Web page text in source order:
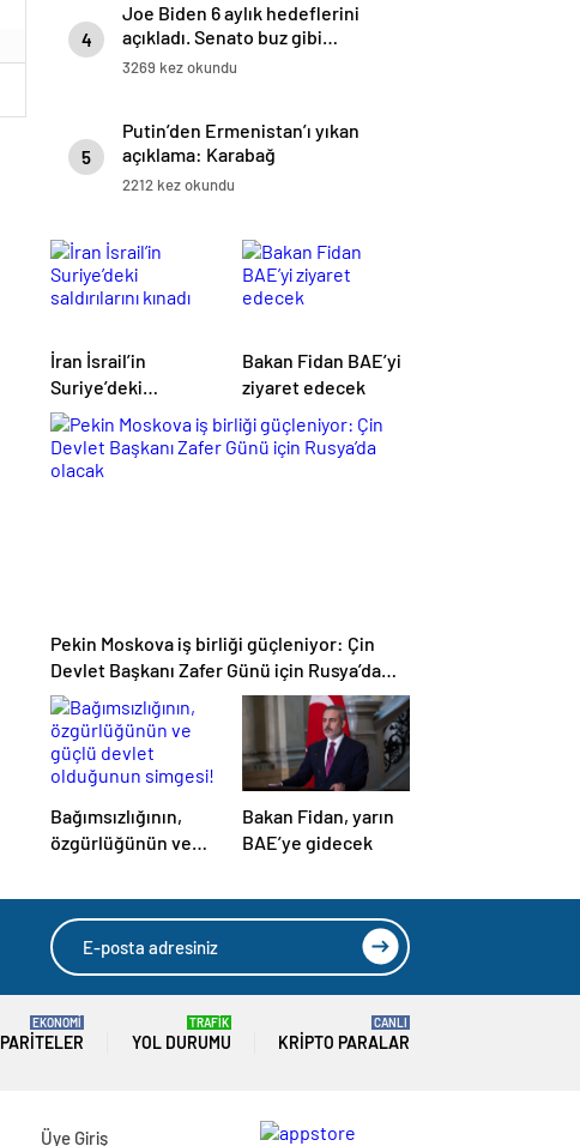
4
Joe Biden 6 aylık hedeflerini
açıkladı. Senato buz gibi…
3269 kez okundu
5
Putin’den Ermenistan’ı yıkan
açıklama: Karabağ
Azerbaycan’ın ayrılmaz bir
2212 kez okundu
İran İsrail’in
Suriye’deki
saldırılarını kınadı
Bakan Fidan BAE’yi
ziyaret edecek
Pekin Moskova iş birliği güçleniyor: Çin
Devlet Başkanı Zafer Günü için Rusya’da
olacak
Bağımsızlığının,
özgürlüğünün ve
olduğunun simgesi!
Türkiye’den Yavru
Vatan’a dev
eserler…
Bakan Fidan, yarın
BAE’ye gidecek
PARITELER
EKONOMİ
YOL DURUMU
TRAFİK
KRIPTO PARALAR
CANLI
Üye Giriş